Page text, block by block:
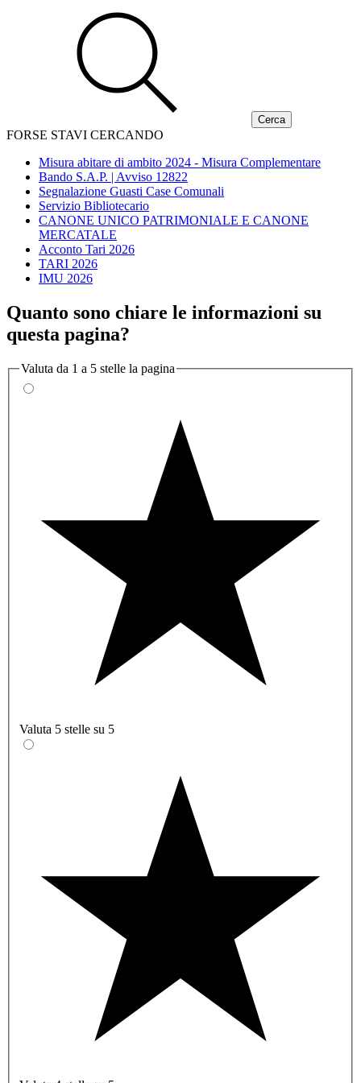
FORSE STAVI CERCANDO
Misura abitare di ambito 2024 - Misura Complementare
Bando S.A.P. | Avviso 12822
Segnalazione Guasti Case Comunali
Servizio Bibliotecario
CANONE UNICO PATRIMONIALE E CANONE
MERCATALE
Acconto Tari 2026
TARI 2026
IMU 2026
Quanto sono chiare le informazioni su
questa pagina?
Valuta da 1 a 5 stelle la pagina
Valuta 5 stelle su 5